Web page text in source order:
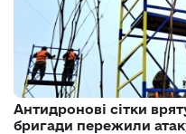
Антидронові сітки
бригади пережили